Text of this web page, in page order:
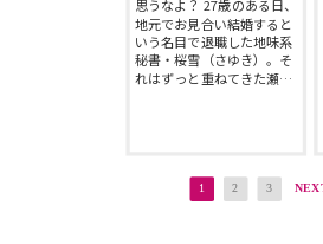
思うなよ？ 27歳のある日、
地元でお見合い結婚すると
いう名目で退職した地味系
秘書・桜雪（さゆき）。そ
れはずっと重ねてきた瀬…
1 2 3